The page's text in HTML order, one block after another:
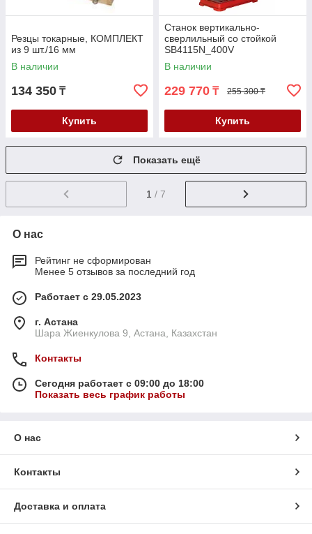
Резцы токарные, КОМПЛЕКТ
из 9 шт./16 мм
В наличии
134 350 ₸
Купить
Станок вертикально-
сверлильный со стойкой
SB4115N_400V
В наличии
229 770 ₸ 255 300 ₸
Купить
Показать ещё
1 / 7
О нас
Рейтинг не сформирован
Менее 5 отзывов за последний год
Работает с 29.05.2023
г. Астана
Шара Жиенкулова 9, Астана, Казахстан
Контакты
Сегодня работает с 09:00 до 18:00
Показать весь график работы
О нас
Контакты
Доставка и оплата